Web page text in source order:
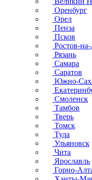
Оренбург
Орел
Пенза
Псков
Ростов-
Рязань
Самара
Саратов
Южно-
Смоленск
Тамбов
Тверь
Томск
Тула
Ульяновск
Чита
Ярославль
Горно-